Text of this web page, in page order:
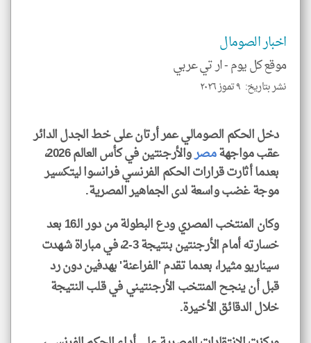
اخبار الصومال
موقع كل يوم -ار تي عربي
نشر بتاريخ: ٩ تموز ٢٠٢٦
دخل الحكم الصومالي عمر أرتان على خط الجدل الدائر
عقب مواجهةمصر
والأرجنتين في كأس العالم 2026،
بعدما أثارت قرارات الحكم الفرنسي فرانسوا ليتكسير
موجة غضب واسعة لدى الجماهير المصرية.
وكان المنتخب المصري ودع البطولة من دور الـ16 بعد
خسارته أمام الأرجنتين بنتيجة 3-2، في مباراة شهدت
سيناريو مثيرا، بعدما تقدم 'الفراعنة' بهدفين دون رد
قبل أن ينجح المنتخب الأرجنتيني في قلب النتيجة
خلال الدقائق الأخيرة.
klyoum.com